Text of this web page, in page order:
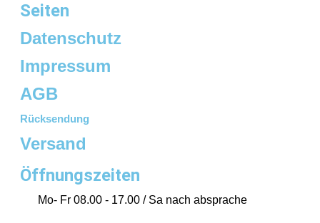
Seiten
Datenschutz
Impressum
AGB
Rücksendung
Versand
Öffnungszeiten
Mo- Fr 08.00 - 17.00 / Sa nach absprache